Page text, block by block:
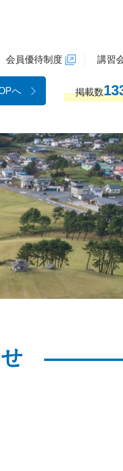
会員優待制度 講習
へ 掲載数